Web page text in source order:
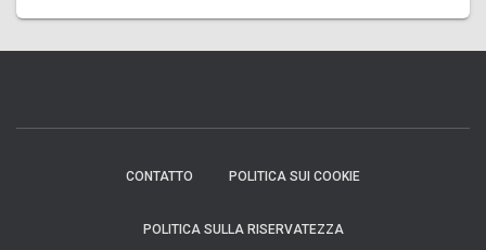
CONTATTO POLITICA SUI COOKIE
POLITICA SULLA RISERVATEZZA